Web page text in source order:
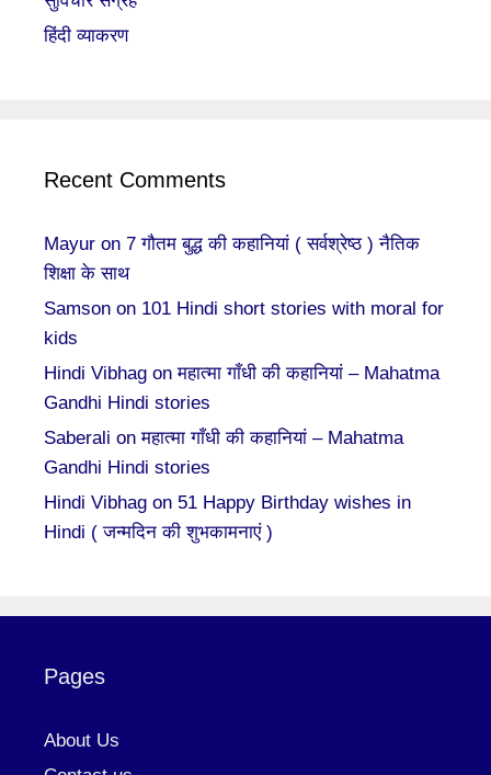
हिंदी व्याकरण
Recent Comments
Mayur on 7 गौतम बुद्ध की कहानियां ( सर्वश्रेष्ठ ) नैतिक
शिक्षा के साथ
Samson on 101 Hindi short stories with moral for
kids
Hindi Vibhag onमहात्मा गाँधी की कहानियां – Mahatma
Gandhi Hindi stories
Saberali onमहात्मा गाँधी की कहानियां – Mahatma
Gandhi Hindi stories
Hindi Vibhag on 51 Happy Birthday wishes in
Hindi ( जन्मदिन की शुभकामनाएं )
Pages
About Us